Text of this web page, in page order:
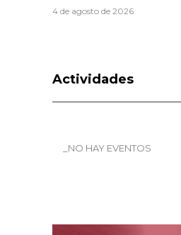
4 de agosto de 2026
Actividades
_NO HAY EVENTOS